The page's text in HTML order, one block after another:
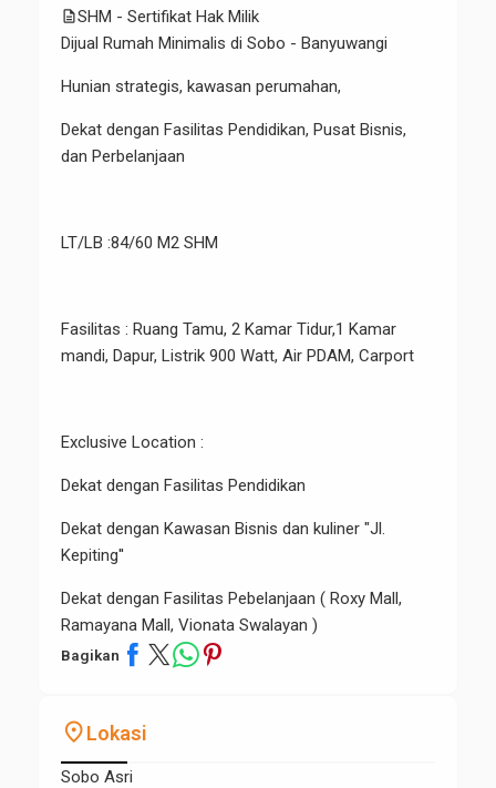
descriptionSHM - Sertifikat Hak Milik
Dijual Rumah Minimalis di Sobo - Banyuwangi
Hunian strategis, kawasan perumahan,
Dekat dengan Fasilitas Pendidikan, Pusat Bisnis,
dan Perbelanjaan
LT/LB :84/60 M2 SHM
Fasilitas : Ruang Tamu, 2 Kamar Tidur,1 Kamar
mandi, Dapur, Listrik 900 Watt, Air PDAM, Carport
Exclusive Location :
Dekat dengan Fasilitas Pendidikan
Dekat dengan Kawasan Bisnis dan kuliner "Jl.
Kepiting''
Dekat dengan Fasilitas Pebelanjaan ( Roxy Mall,
Ramayana Mall, Vionata Swalayan )
Bagikan
placeLokasi
Sobo Asri